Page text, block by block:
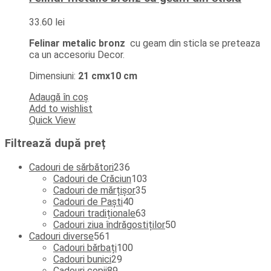
33.60 lei
Felinar metalic bronz cu geam din sticla se preteaza
ca un accesoriu Decor.
Dimensiuni: 21 cmx10 cm
Adaugă în coș
Add to wishlist
Quick View
Filtrează după preț
Cadouri de sărbători236
de
produse
Cadouri de Crăciun103
Cadouri de mărțișor35
Cadouri de Paști40
de
produse
Cadouri tradiționale63
de
Cadouri ziua îndrăgostiților50
Cadouri diverse561
de
produse
Cadouri bărbați100
Cadouri bunici29